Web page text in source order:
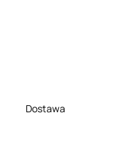
Dostawa